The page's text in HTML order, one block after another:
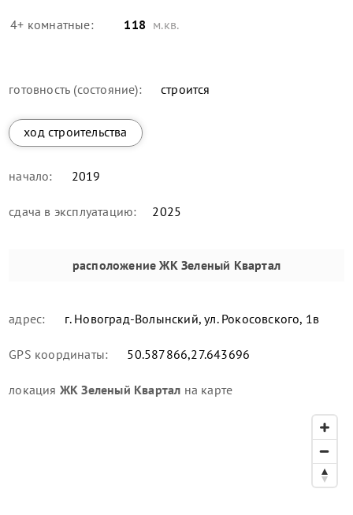
4+ комнатные: 118 м.кв.
готовность (состояние): строится
ход строительства
начало: 2019
сдача в эксплуатацию: 2025
расположение ЖК Зеленый Квартал
адрес: г. Новоград-Волынский, ул. Рокосовского, 1в
GPS координаты: 50.587866,27.643696
локация ЖК Зеленый Квартал на карте